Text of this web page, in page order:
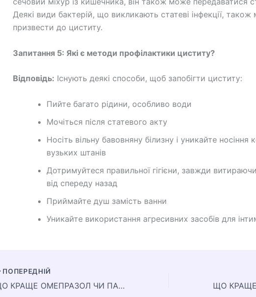
Деякі види бактерій, що викликають статеві інфекції,
призвести до циститу.
Запитання 5: Які є методи профілактики циститу?
Відповідь: Існують деякі способи, щоб запобігти циститу:
Пийте багато рідини, особливо води
Мочіться після статевого акту
Носіть вільну бавовняну білизну і уникайте носіння
вузьких штанів
Дотримуйтеся правильної гігієни, завжди
від спереду назад
Приймайте душ замість ванни
Уникайте використання агресивних засобів для
ПОПЕРЕДНІЙ
ЩО КРАЩЕ ОМЕПРАЗОЛ ЧИ ПАНТОПРАЗОЛ